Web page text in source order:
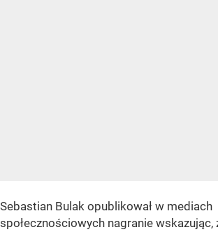
Sebastian Bulak opublikował w mediach
społecznościowych nagranie wskazując,